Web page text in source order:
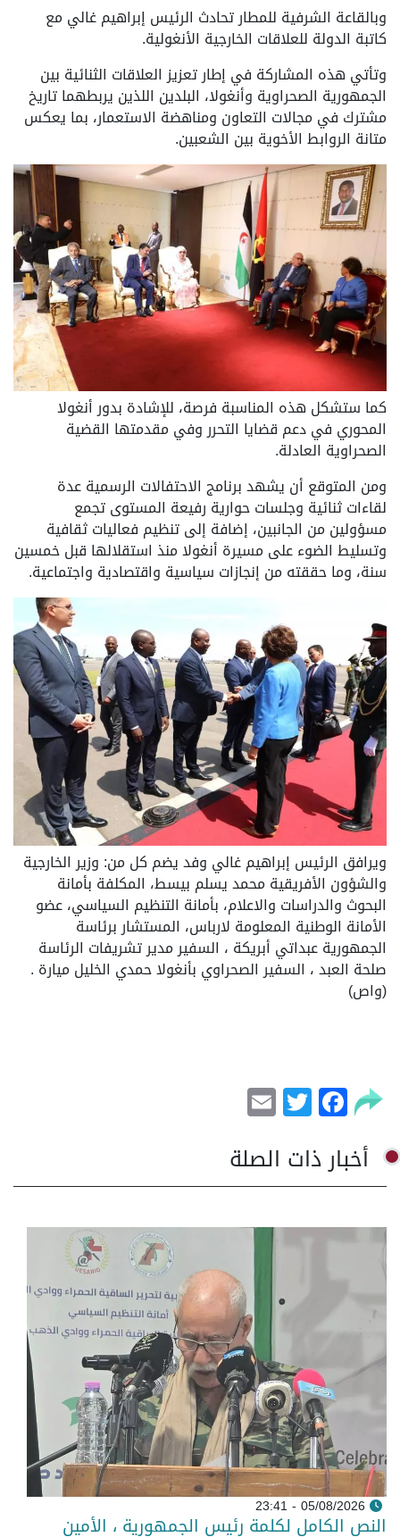
وبالقاعة الشرفية للمطار تحادث الرئيس إبراهيم غالي مع
كاتبة الدولة للعلاقات الخارجية الأنغولية.
وتأتي هذه المشاركة في إطار تعزيز العلاقات الثنائية بين
الجمهورية الصحراوية وأنغولا، البلدين اللذين يربطهما تاريخ
مشترك في مجالات التعاون ومناهضة الاستعمار، بما يعكس
متانة الروابط الأخوية بين الشعبين.
كما ستشكل هذه المناسبة فرصة، للإشادة بدور أنغولا
المحوري في دعم قضايا التحرر وفي مقدمتها القضية
الصحراوية العادلة.
ومن المتوقع أن يشهد برنامج الاحتفالات الرسمية عدة
لقاءات ثنائية وجلسات حوارية رفيعة المستوى تجمع
مسؤولين من الجانبين، إضافة إلى تنظيم فعاليات ثقافية
وتسليط الضوء على مسيرة أنغولا منذ استقلالها قبل خمسين
سنة، وما حققته من إنجازات سياسية واقتصادية واجتماعية.
ويرافق الرئيس إبراهيم غالي وفد يضم كل من: وزير الخارجية
والشؤون الأفريقية محمد يسلم بيسط، المكلفة بأمانة
البحوث والدراسات والاعلام، بأمانة التنظيم السياسي، عضو
الأمانة الوطنية المعلومة لارباس، المستشار برئاسة
الجمهورية عبداتي أبريكة ، السفير مدير تشريفات الرئاسة
صلحة العبد ، السفير الصحراوي بأنغولا حمدي الخليل ميارة .
(واص)
Facebook
Twitter
أخبار ذات الصلة
05/08/2026 - 23:41
النص الكامل لكلمة رئيس الجمهورية ، الأمين